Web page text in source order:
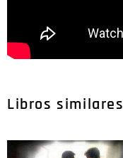
Libros similares